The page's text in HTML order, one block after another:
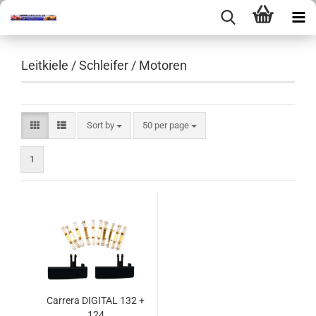
Leitkiele / Schleifer / Motoren
Sort by
Sort by 50 per page
per page
1
Carrera DIGITAL 132 +